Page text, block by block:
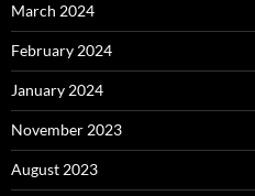
March 2024
February 2024
January 2024
November 2023
August 2023